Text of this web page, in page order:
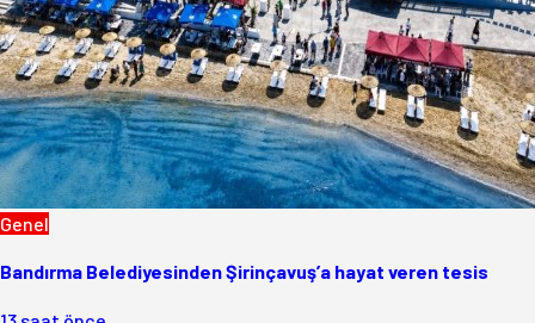
Genel
Bandırma Belediyesinden Şirinçavuş’a hayat veren tesis